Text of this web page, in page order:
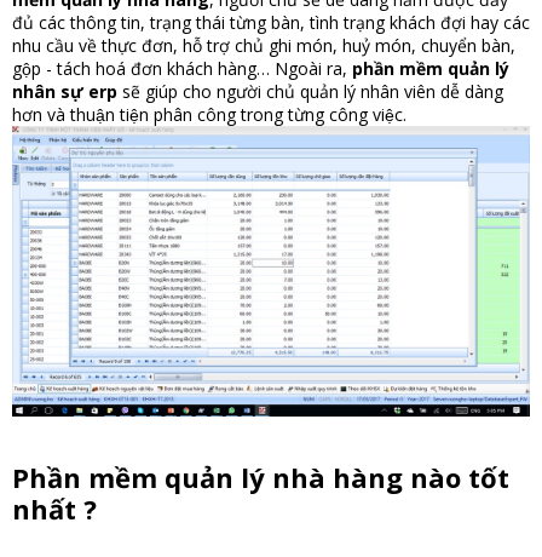
đủ các thông tin, trạng thái từng bàn, tình trạng khách đợi hay các
nhu cầu về thực đơn, hỗ trợ chủ ghi món, huỷ món, chuyển bàn,
gộp - tách hoá đơn khách hàng… Ngoài ra, phần mềm quản lý
nhân sự erp sẽ giúp cho người chủ quản lý nhân viên dễ dàng
hơn và thuận tiện phân công trong từng công việc.
Phần mềm quản lý nhà hàng nào tốt
nhất ?